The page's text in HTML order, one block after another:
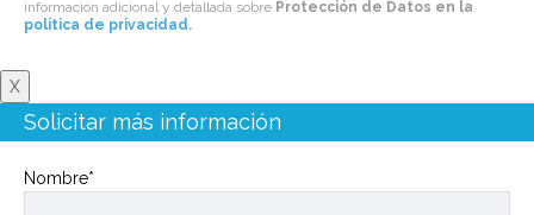
información adicional y detallada sobre Protección de Datos en la
politica de privacidad.
X
Solicitar más información
Nombre*